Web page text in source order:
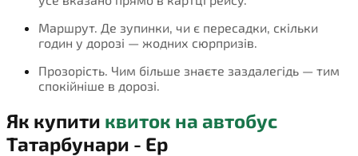
Маршрут. Де зупинки, чи є пересадки, скільки
годин у дорозі — жодних сюрпризів.
Прозорість. Чим більше знаєте заздалегідь — тим
спокійніше в дорозі.
Як купити квиток на автобус
Татарбунари - Ер